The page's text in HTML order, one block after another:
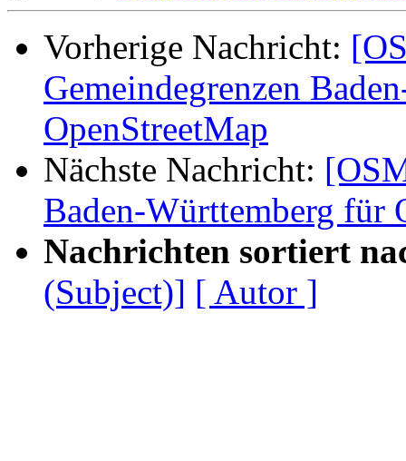
Vorherige Nachricht:
Gemeindegrenzen
OpenStreetMap
Nächste Nachricht:
Baden-Württemberg für
Nachrichten sortiert
(Subject)] [ Autor ]